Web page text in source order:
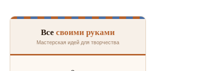
Все своими руками
Мастерская идей для творчества